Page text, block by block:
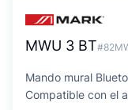
MWU 3 BT
Mando mural
Compatible con el